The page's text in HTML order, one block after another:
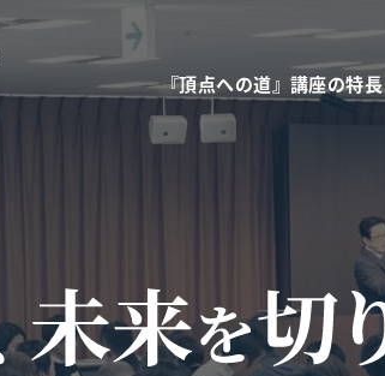
『頂点への道』講座の特長